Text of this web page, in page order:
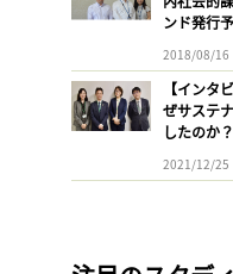
ンド発行
2018/08/16
【インタ
ぜサステ
したのか？
2021/12/25